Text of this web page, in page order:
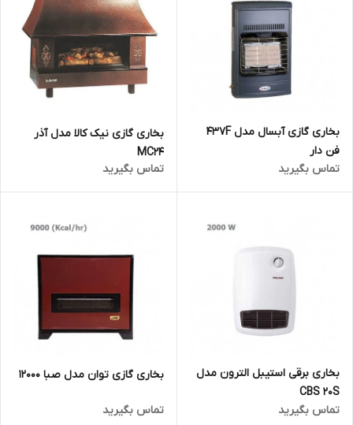
بخاری گازی آبسال مدل 437F
فن دار
تماس بگیرید
بخاری گازی نیک کالا مدل آذر
MC24
تماس بگیرید
بخاری برقی استیبل الترون مدل
CBS 20S
تماس بگیرید
بخاری گازی توان مدل صبا 12000
تماس بگیرید